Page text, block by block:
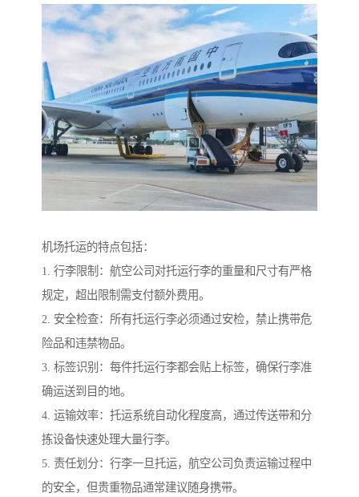
机场托运的特点包括：
1. 行李限制：航空公司对托运行李的重量和尺寸有严格
规定，超出限制需支付额外费用。
2. 安全检查：所有托运行李必须通过安检，禁止携带危
险品和违禁物品。
3. 标签识别：每件托运行李都会贴上标签，确保行李准
确运送到目的地。
4. 运输效率：托运系统自动化程度高，通过传送带和分
拣设备快速处理大量行李。
5. 责任划分：行李一旦托运，航空公司负责运输过程中
的安全，但贵重物品通常建议随身携带。